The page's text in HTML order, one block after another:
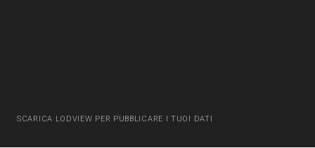
SCARICA LODVIEW PER PUBBLICARE I TUOI DATI